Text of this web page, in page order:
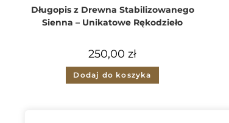
Długopis z Drewna Stabilizowanego
Sienna – Unikatowe Rękodzieło
250,00 zł
Dodaj do koszyka